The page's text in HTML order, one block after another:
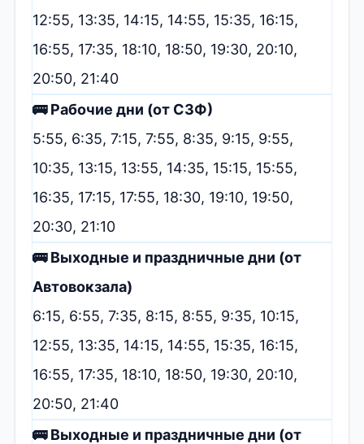
12:55, 13:35, 14:15, 14:55, 15:35, 16:15,
16:55, 17:35, 18:10, 18:50, 19:30, 20:10,
20:50, 21:40
🚌 Рабочие дни (от СЗФ)
5:55, 6:35, 7:15, 7:55, 8:35, 9:15, 9:55,
10:35, 13:15, 13:55, 14:35, 15:15, 15:55,
16:35, 17:15, 17:55, 18:30, 19:10, 19:50,
20:30, 21:10
🚌 Выходные и праздничные дни (от
Автовокзала)
6:15, 6:55, 7:35, 8:15, 8:55, 9:35, 10:15,
12:55, 13:35, 14:15, 14:55, 15:35, 16:15,
16:55, 17:35, 18:10, 18:50, 19:30, 20:10,
20:50, 21:40
🚌 Выходные и праздничные дни (от